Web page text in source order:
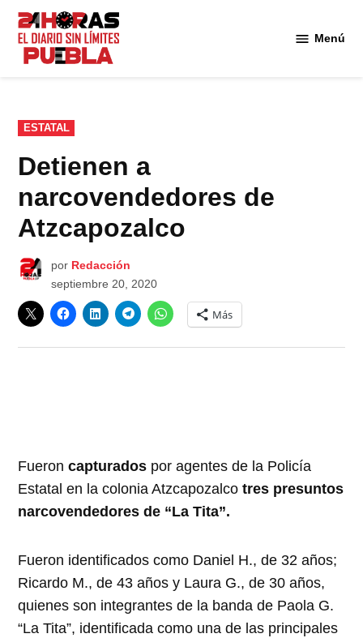
Saltar
contenido
Menú
PUBLICADO
EN
ESTATAL
Detienen a
narcovendedores de
Atzcapozalco
por Redacción
septiembre 20, 2020
Más
Fueron capturados por agentes de la Policía
Estatal en la colonia Atzcapozalcotres presuntos
narcovendedores de “La Tita”.
Fueron identificados como Daniel H., de 32 años;
Ricardo M., de 43 años y Laura G., de 30 años,
quienes son integrantes de la banda de Paola G.
“La Tita”, identificada como una de las principales